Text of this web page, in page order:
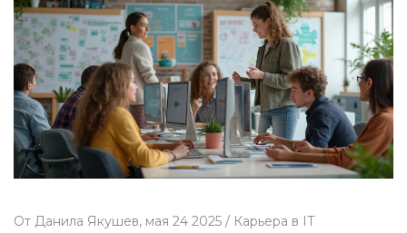
От Данила Якушев, мая 24 2025 / Карьерa в IT